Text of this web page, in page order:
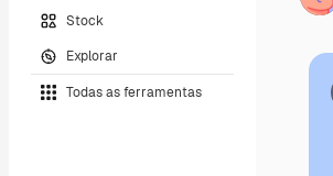
Stock
Explorar
Todas as ferramentas